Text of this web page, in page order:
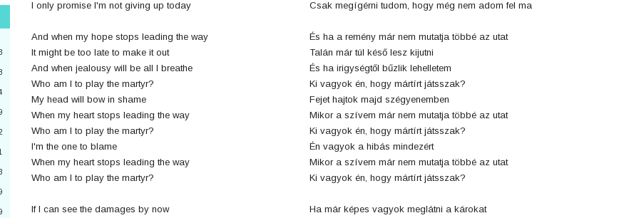
I only promise I'm not giving up today
And when my hope stops leading the way
It might be too late to make it out
And when jealousy will be all I breathe
Who am I to play the martyr?
My head will bow in shame
When my heart stops leading the way
Who am I to play the martyr?
I'm the one to blame
When my heart stops leading the way
Who am I to play the martyr?
If I can see the damages by now
Csak megígérni tudom, hogy még nem adom fel ma
És ha a remény már nem mutatja többé az utat
Talán már túl késő lesz kijutni
És ha irigységtől bűzlik lehelletem
Ki vagyok én, hogy mártírt játsszak?
Fejet hajtok majd szégyenemben
Mikor a szívem már nem mutatja többé az utat
Ki vagyok én, hogy mártírt játsszak?
Én vagyok a hibás mindezért
Mikor a szívem már nem mutatja többé az utat
Ki vagyok én, hogy mártírt játsszak?
Ha már képes vagyok meglátni a károkat